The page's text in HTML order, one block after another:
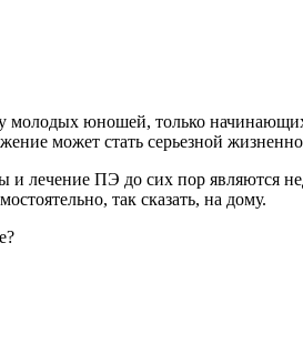
молодых юношей, только
может стать серьезной
лечение ПЭ до сих пор являются
так сказать, на дому.